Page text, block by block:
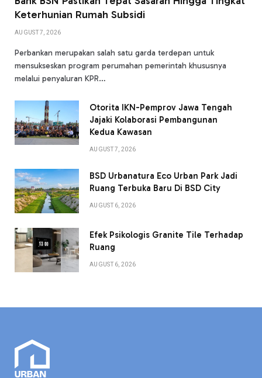
Keterhunian Rumah Subsidi
AUGUST 7, 2026
Perbankan merupakan salah satu garda terdepan untuk
mensukseskan program perumahan pemerintah khususnya
melalui penyaluran KPR…
Otorita IKN-Pemprov Jawa Tengah
Jajaki Kolaborasi Pembangunan
Kedua Kawasan
AUGUST 7, 2026
BSD Urbanatura Eco Urban Park Jadi
Ruang Terbuka Baru Di BSD City
AUGUST 6, 2026
Efek Psikologis Granite Tile Terhadap
Ruang
AUGUST 6, 2026